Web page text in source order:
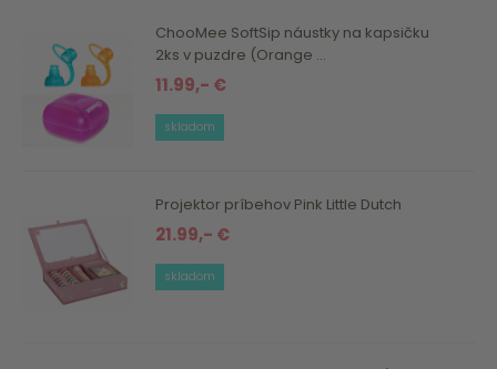
ChooMee SoftSip náustky na kapsičku
2ks v puzdre (Orange ...
11.99,- €
skladom
Projektor príbehov Pink Little Dutch
21.99,- €
skladom